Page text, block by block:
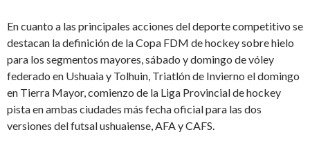
En cuanto a las principales acciones del deporte competitivo se
destacan la definición de la Copa FDM de hockey sobre hielo
para los segmentos mayores, sábado y domingo de vóley
federado en Ushuaia y Tolhuin, Triatlón de Invierno el domingo
en Tierra Mayor, comienzo de la Liga Provincial de hockey
pista en ambas ciudades más fecha oficial para las dos
versiones del futsal ushuaiense, AFA y CAFS.